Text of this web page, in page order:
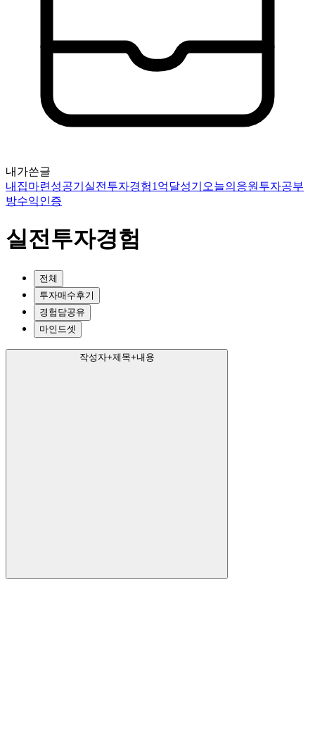
내가쓴글
내집마련성공기 실전투자경험1억달성기 오늘의응원 투자공부
방수익인증
실전투자경험
전체
투자매수후기
경험담공유
마인드셋
작성자+제목+내용